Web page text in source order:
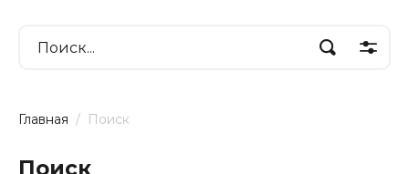
Главная /  Поиск
Поиск